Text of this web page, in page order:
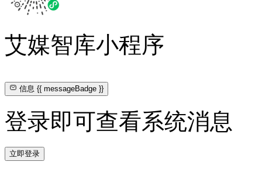
艾媒智库小程序
信息{{ messageBadge }}
登录即可查看系统消息
立即登录